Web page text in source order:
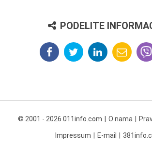
PODELITE
© 2001 - 2026 011info.com O nama
Impressum E-mail